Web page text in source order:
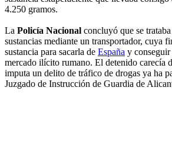
4.250 gramos.
La Policía Nacional concluyó que se
sustancias mediante un transportador, cuya
sustancia para sacarla de España y
mercado ilícito rumano. El detenido carecía
imputa un delito de tráfico de drogas ya ha
Juzgado de Instrucción de Guardia de